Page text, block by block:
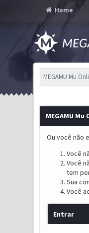
Home
MEGAMU Mu
MEGAMU
Ou você não
Você
Você
tem
Sua
Você
Entrar